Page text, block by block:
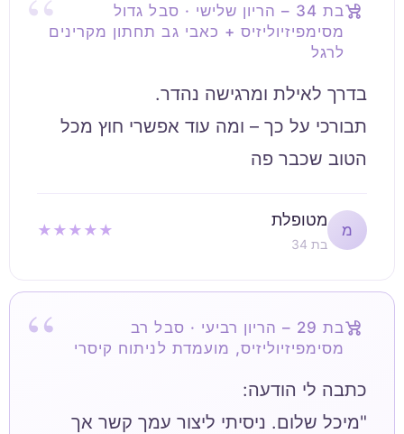
בת 34 – הריון שלישי · סבל גדול
מסימפיזיוליזיס + כאבי גב תחתון מקרינים
לרגל
תבורכי על כך – ומה עוד אפשרי חוץ מכל
הטוב שכבר פה
מ
מטופלת
בת 34
★★★★★
בת 29 – הריון רביעי · סבל רב
מסימפיזיוליזיס, מועמדת לניתוח קיסרי
"מיכל שלום. ניסיתי ליצור עמך קשר אך